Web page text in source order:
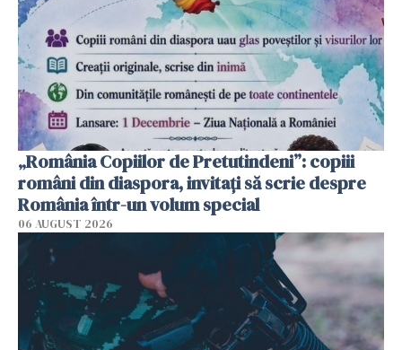
„România Copiilor de Pretutindeni”: copiii
români din diaspora, invitați să scrie despre
România într-un volum special
06 AUGUST 2026